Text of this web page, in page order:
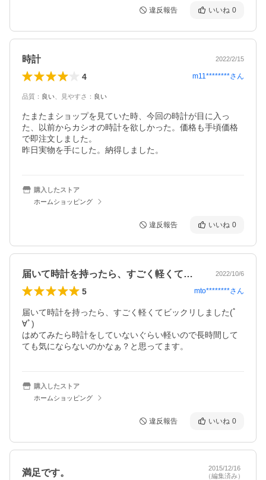
違反報告 いいね 0
時計 2022/2/15
4 m11********さん
品質 ： 良い 見やすさ ： 良い
たまたまショップを見ていた時、今回の時計が目に入っ
た、以前からカシオの時計を欲しかった。価格も手頃価格
で即注文しました。
昨日実物を手にした。納得しました。
購入したストア
ホームショッピング
違反報告 いいね 0
届いて時計を持ったら、すごく軽くてビッ… 2022/10/6
5 mto********さん
届いて時計を持ったら、すごく軽くてビックリしました(ﾟ
∀ﾟ)
はめてみたら時計をしていないぐらい軽いので長時間して
ても気にならないのかなぁ？と思ってます。
購入したストア
ホームショッピング
違反報告 いいね 0
満足です。
2015/12/16
（編集済み）